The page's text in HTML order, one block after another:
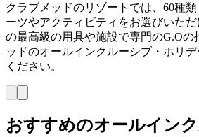
クラブメッドのリゾートでは、60種
ーツやアクティビティをお選びいた
の最高級の用具や施設で専門のG.Oの
ッドのオールインクルーシブ・ホリ
ください。
おすすめのオールイン